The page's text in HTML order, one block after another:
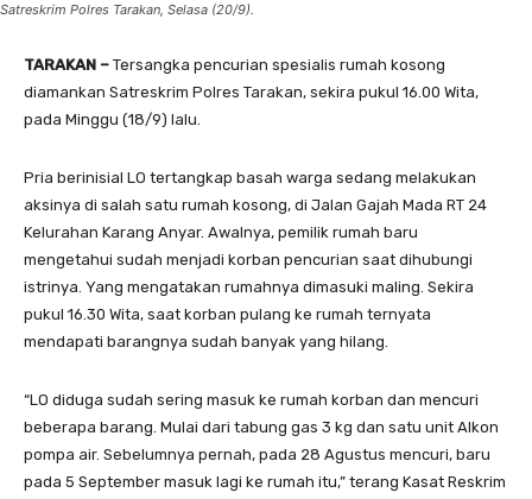
Satreskrim Polres Tarakan, Selasa (20/9).
TARAKAN – Tersangka pencurian spesialis rumah kosong
diamankan Satreskrim Polres Tarakan, sekira pukul 16.00 Wita,
pada Minggu (18/9) lalu.
Pria berinisial LO tertangkap basah warga sedang melakukan
aksinya di salah satu rumah kosong, di Jalan Gajah Mada RT 24
Kelurahan Karang Anyar. Awalnya, pemilik rumah baru
mengetahui sudah menjadi korban pencurian saat dihubungi
istrinya. Yang mengatakan rumahnya dimasuki maling. Sekira
pukul 16.30 Wita, saat korban pulang ke rumah ternyata
mendapati barangnya sudah banyak yang hilang.
“LO diduga sudah sering masuk ke rumah korban dan mencuri
beberapa barang. Mulai dari tabung gas 3 kg dan satu unit Alkon
pompa air. Sebelumnya pernah, pada 28 Agustus mencuri, baru
pada 5 September masuk lagi ke rumah itu,” terang Kasat Reskrim